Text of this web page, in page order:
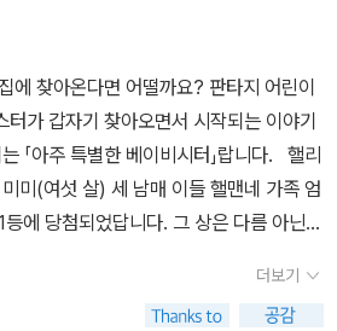
에 찾아온다면 어떨까요? 판타지 어린이
터가 갑자기 찾아오면서 시작되는 이야기
아주 특별한 베이비시터」랍니다. 핼리
미(여섯 살) 세 남매 이들 핼맨네 가족 엄
에 당첨되었답니다. 그 상은 다름 아닌
서 아이들을 돌봐줄 베이비시터를 주최
는 다름 아닌 몬스터랍니다. 반은 사람, 반
더보기